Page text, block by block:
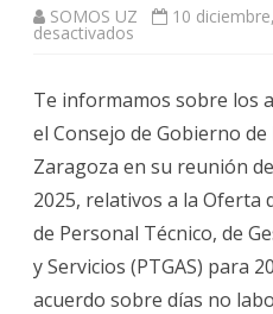
SOMOS UZ 10
desactivados
Gobierno
aprueba
la
Oferta
de
Empleo
Público
PTGAS
2025
Te informamos sobre los
el Consejo de Gobierno
Zaragoza en su reunión
2025, relativos a la Oferta
de Personal Técnico, de
y Servicios (PTGAS) para
acuerdo sobre días no